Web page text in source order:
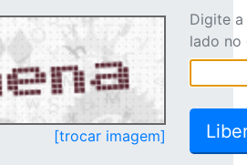
[trocar imagem]
Digite
lado no